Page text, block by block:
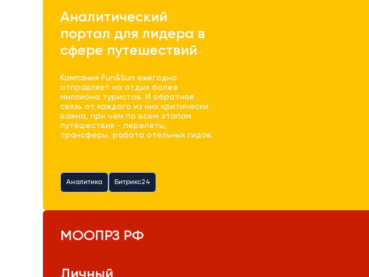
Аналитический
портал для лидера в
сфере путешествий
Компания Fun&Sun ежегодно
отправляет на отдых более
миллиона туристов. И обратная
связь от каждого из них критически
важна, при чем по всем этапам
путешествия - перелеты,
трансферы, работа отельных гидов.
Аналитика Битрикс24
МООПРЗ РФ
Личный